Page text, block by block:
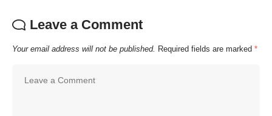
Leave a Comment
Your email address will not be published. Required fields are marked *